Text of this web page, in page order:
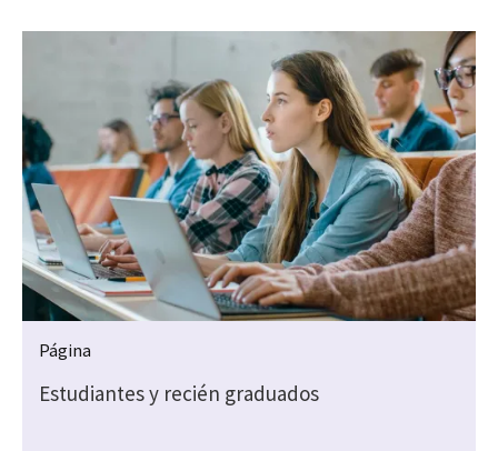
Página
Estudiantes y recién graduados